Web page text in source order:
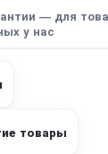
— для
у нас
товары